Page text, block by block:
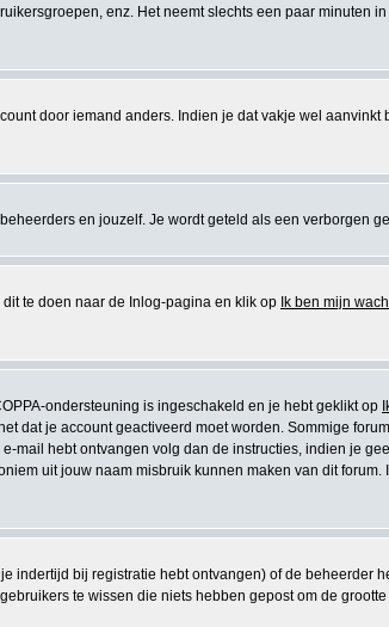
enz. Het neemt slechts een paar minuten
door iemand anders. Indien je dat vakje wel aanvinkt
en jouzelf. Je wordt geteld als een verborgen
te doen naar de Inlog-pagina en klik op Ik ben mijn
ondersteuning is ingeschakeld en je hebt geklikt op
dat je account geactiveerd moet worden. Sommige
hebt ontvangen volg dan de instructies, indien je
uit jouw naam misbruik kunnen maken van dit
bij registratie hebt ontvangen) of de beheerder
te wissen die niets hebben gepost om de